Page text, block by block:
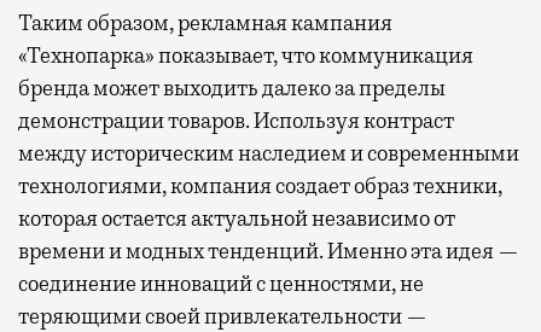
Таким образом, рекламная кампания
«Технопарка» показывает, что коммуникация
бренда может выходить далеко за пределы
демонстрации товаров. Используя контраст
между историческим наследием и современными
технологиями, компания создает образ техники,
которая остается актуальной независимо от
времени и модных тенденций. Именно эта идея —
соединение инноваций с ценностями, не
теряющими своей привлекательности —